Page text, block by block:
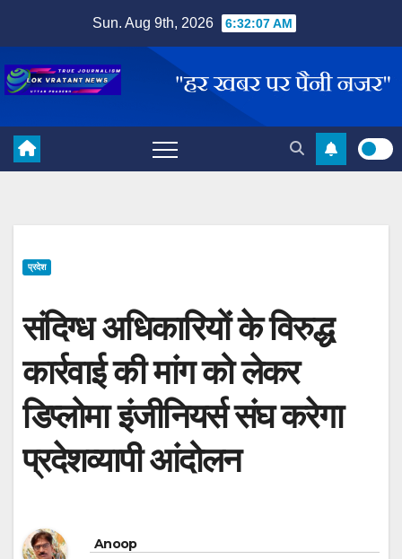
content
Sun. Aug 9th, 2026 6:32:08 AM
प्रदेश
संदिग्ध अधिकारियों के विरुद्ध
कार्रवाई की मांग को लेकर
डिप्लोमा इंजीनियर्स संघ करेगा
प्रदेशव्यापी आंदोलन
Anoop